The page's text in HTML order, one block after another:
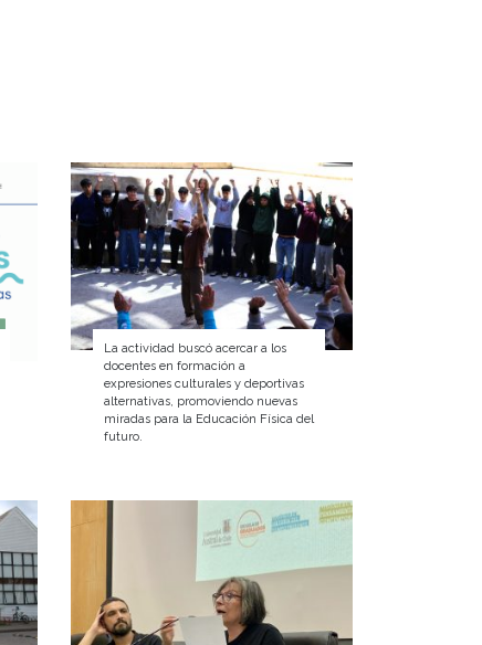
La actividad buscó acercar a los
docentes en formación a
expresiones culturales y deportivas
alternativas, promoviendo nuevas
miradas para la Educación Física del
futuro.